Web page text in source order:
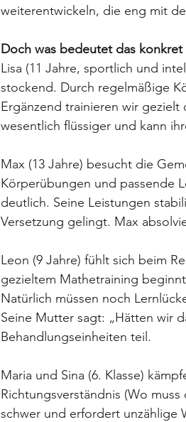
weiterentwickeln, die eng mit
Doch was bedeutet das konkret
Lisa (11 Jahre, sportlich und
stockend. Durch regelmäßige
Ergänzend trainieren wir gezielt
wesentlich flüssiger und kann
Max (13 Jahre) besucht die
Körperübungen und passende
deutlich. Seine Leistungen
Versetzung gelingt. Max
Leon (9 Jahre) fühlt sich beim
gezieltem Mathetraining
Natürlich müssen noch
Seine Mutter sagt: „Hätten wir
Behandlungseinheiten teil.
Maria und Sina (6. Klasse)
Richtungsverständnis (Wo
schwer und erfordert unzählige